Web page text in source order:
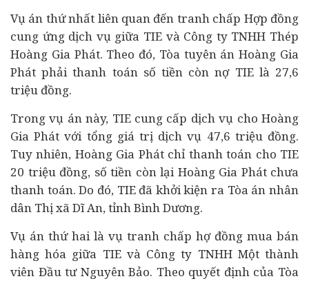
Vụ án thứ nhất liên quan đến tranh chấp Hợp đồng
cung ứng dịch vụ giữa TIE và Công ty TNHH Thép
Hoàng Gia Phát. Theo đó, Tòa tuyên án Hoàng Gia
Phát phải thanh toán số tiền còn nợ TIE là 27,6
triệu đồng.
Trong vụ án này, TIE cung cấp dịch vụ cho Hoàng
Gia Phát với tổng giá trị dịch vụ 47,6 triệu đồng.
Tuy nhiên, Hoàng Gia Phát chỉ thanh toán cho TIE
20 triệu đồng, số tiền còn lại Hoàng Gia Phát chưa
thanh toán. Do đó, TIE đã khởi kiện ra Tòa án nhân
dân Thị xã Dĩ An, tỉnh Bình Dương.
Vụ án thứ hai là vụ tranh chấp hợ đồng mua bán
hàng hóa giữa TIE và Công ty TNHH Một thành
viên Đầu tư Nguyên Bảo. Theo quyết định của Tòa